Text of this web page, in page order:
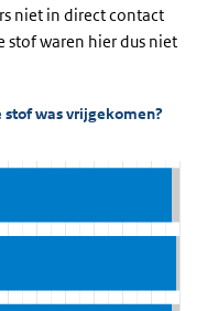
niet in direct contact
stof waren hier dus niet